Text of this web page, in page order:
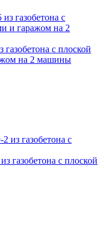
с плоской
на 2 машины
газобетона с плоской